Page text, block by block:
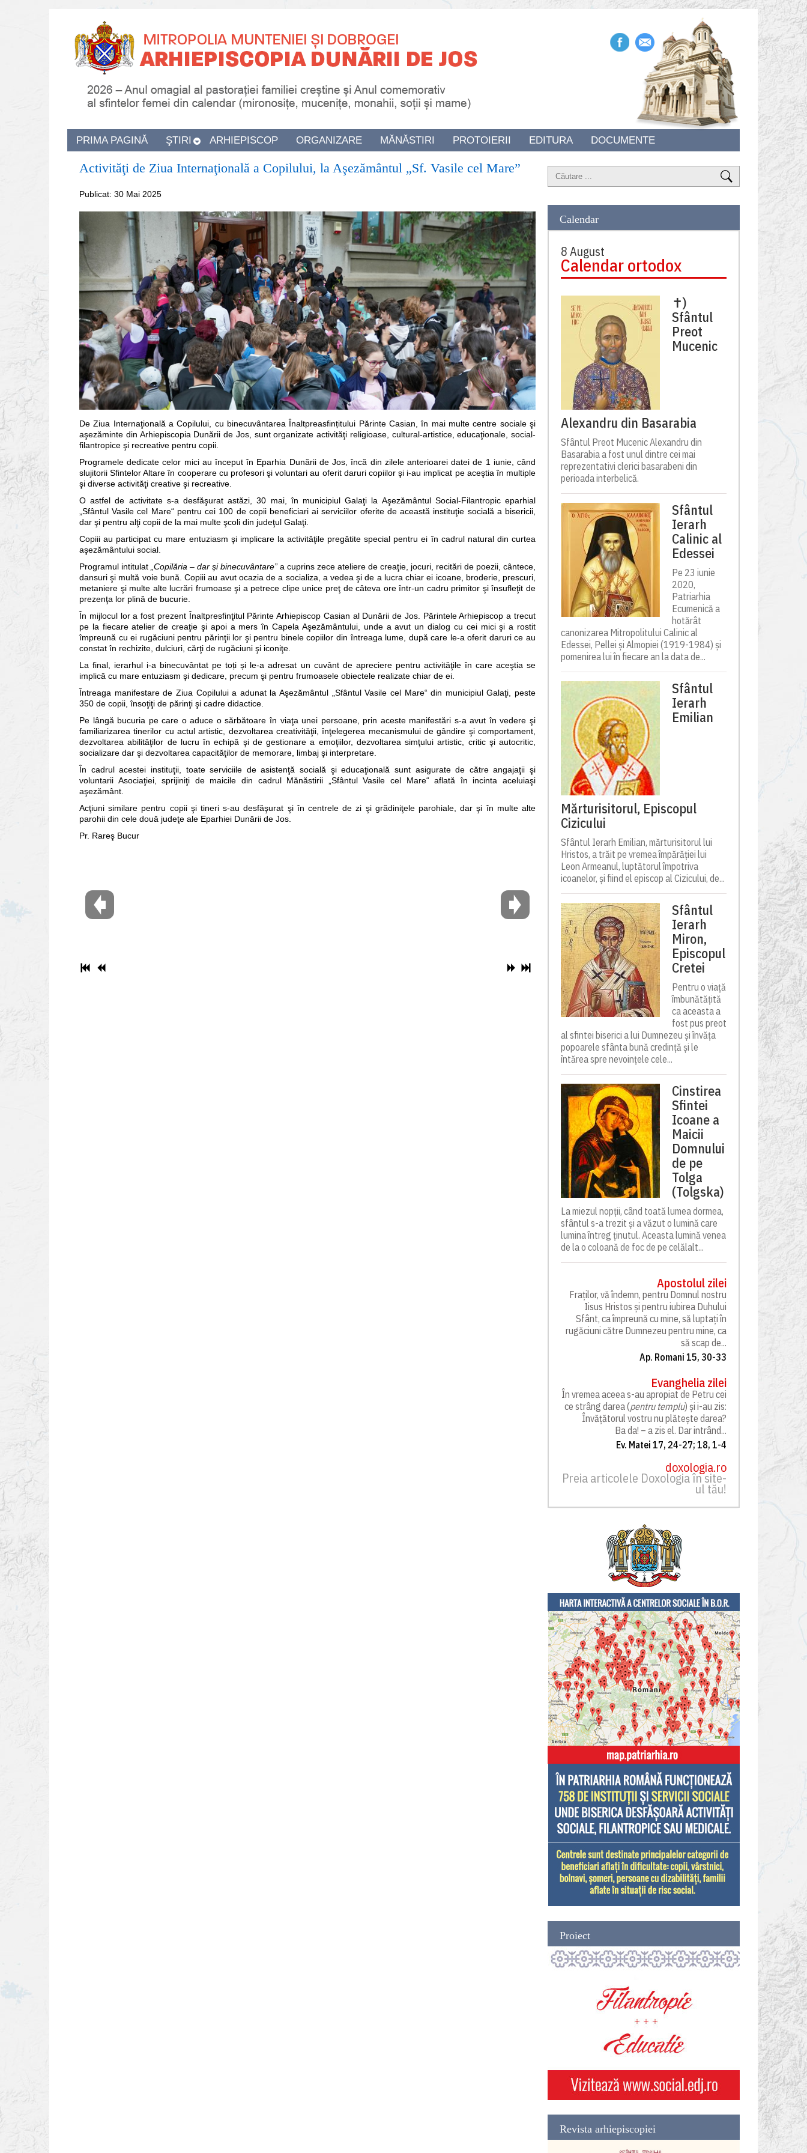
PRIMA PAGINĂ ŞTIRI ARHIEPISCOP ORGANIZARE MĂNĂSTIRI PROTOIERII EDITURA DOCUMENTE
Activităţi de Ziua Internaţională a Copilului, la Aşezământul „Sf. Vasile cel Mare”
Publicat: 30 Mai 2025
De Ziua Internaţională a Copilului, cu binecuvântarea Înaltpreasfințitului Părinte Casian, în mai multe centre sociale şi
aşezăminte din Arhiepiscopia Dunării de Jos, sunt organizate activităţi religioase, cultural-artistice, educaţionale, social-
filantropice şi recreative pentru copii.
Programele dedicate celor mici au început în Eparhia Dunării de Jos, încă din zilele anterioarei datei de 1 iunie, când
slujitorii Sfintelor Altare în cooperare cu profesori şi voluntari au oferit daruri copiilor şi i-au implicat pe aceştia în multiple
şi diverse activităţi creative şi recreative.
O astfel de activitate s-a desfăşurat astăzi, 30 mai, în municipiul Galaţi la Aşezământul Social-Filantropic eparhial
„Sfântul Vasile cel Mare“ pentru cei 100 de copii beneficiari ai serviciilor oferite de această instituţie socială a bisericii,
dar şi pentru alţi copii de la mai multe şcoli din judeţul Galaţi.
Copiii au participat cu mare entuziasm şi implicare la activităţile pregătite special pentru ei în cadrul natural din curtea
aşezământului social.
Programul intitulat „Copilăria – dar şi binecuvântare” a cuprins zece ateliere de creaţie, jocuri, recitări de poezii, cântece,
dansuri şi multă voie bună. Copiii au avut ocazia de a socializa, a vedea şi de a lucra chiar ei icoane, broderie, prescuri,
metaniere şi multe alte lucrări frumoase şi a petrece clipe unice preţ de câteva ore într-un cadru primitor şi însufleţit de
prezenţa lor plină de bucurie.
În mijlocul lor a fost prezent Înaltpresfinţitul Părinte Arhiepiscop Casian al Dunării de Jos. Părintele Arhiepiscop a trecut
pe la fiecare atelier de creaţie şi apoi a mers în Capela Aşezământului, unde a avut un dialog cu cei mici şi a rostit
împreună cu ei rugăciuni pentru părinţii lor şi pentru binele copiilor din întreaga lume, după care le-a oferit daruri ce au
constat în rechizite, dulciuri, cărţi de rugăciuni şi iconiţe.
La final, ierarhul i-a binecuvântat pe toți și le-a adresat un cuvânt de apreciere pentru activităţile în care aceştia se
implică cu mare entuziasm şi dedicare, precum şi pentru frumoasele obiectele realizate chiar de ei.
Întreaga manifestare de Ziua Copilului a adunat la Aşezământul „Sfântul Vasile cel Mare“ din municipiul Galaţi, peste
350 de copii, însoţiţi de părinţi şi cadre didactice.
Pe lângă bucuria pe care o aduce o sărbătoare în viaţa unei persoane, prin aceste manifestări s-a avut în vedere şi
familiarizarea tinerilor cu actul artistic, dezvoltarea creativităţii, înţelegerea mecanismului de gândire şi comportament,
dezvoltarea abilităţilor de lucru în echipă şi de gestionare a emoţiilor, dezvoltarea simţului artistic, critic şi autocritic,
socializare dar şi dezvoltarea capacităţilor de memorare, limbaj şi interpretare.
În cadrul acestei instituţii, toate serviciile de asistenţă socială şi educaţională sunt asigurate de către angajaţii şi
voluntarii Asociaţiei, sprijiniţi de maicile din cadrul Mănăstirii „Sfântul Vasile cel Mare“ aflată în incinta aceluiaşi
aşezământ.
Acţiuni similare pentru copii şi tineri s-au desfăşurat şi în centrele de zi şi grădiniţele parohiale, dar şi în multe alte
parohii din cele două judeţe ale Eparhiei Dunării de Jos.
Pr. Rareş Bucur
Calendar
8 August
Calendar ortodox
✝)
Sfântul
Preot
Mucenic
Alexandru din Basarabia
Sfântul Preot Mucenic Alexandru din
Basarabia a fost unul dintre cei mai
reprezentativi clerici basarabeni din
perioada interbelică.
Sfântul
Ierarh
Calinic al
Edessei
Pe 23 iunie
2020,
Patriarhia
Ecumenică a
hotărât
canonizarea Mitropolitului Calinic al
Edessei, Pellei și Almopiei (1919-1984) și
pomenirea lui în fiecare an la data de...
Sfântul
Ierarh
Emilian
Mărturisitorul, Episcopul
Cizicului
Sfântul Ierarh Emilian, mărturisitorul lui
Hristos, a trăit pe vremea împărăției lui
Leon Armeanul, luptătorul împotriva
icoanelor, și fiind el episcop al Cizicului, de...
Sfântul
Ierarh
Miron,
Episcopul
Cretei
Pentru o viață
îmbunătățită
ca aceasta a
fost pus preot
al sfintei biserici a lui Dumnezeu și învăța
popoarele sfânta bună credință și le
întărea spre nevoințele cele...
Cinstirea
Sfintei
Icoane a
Maicii
Domnului
de pe
Tolga
(Tolgska)
La miezul nopții, când toată lumea dormea,
sfântul s-a trezit și a văzut o lumină care
lumina întreg ținutul. Aceasta lumină venea
de la o coloană de foc de pe celălalt...
Apostolul zilei
Fraților, vă îndemn, pentru Domnul nostru
Iisus Hristos și pentru iubirea Duhului
Sfânt, ca împreună cu mine, să luptați în
rugăciuni către Dumnezeu pentru mine, ca
să scap de...
Ap. Romani 15, 30-33
Evanghelia zilei
În vremea aceea s-au apropiat de Petru cei
ce strâng darea (pentru templu) și i-au zis:
Învățătorul vostru nu plătește darea?
Ba da! – a zis el. Dar intrând...
Ev. Matei 17, 24-27; 18, 1-4
doxologia.ro
Preia articolele Doxologia în site-
ul tău!
Proiect
Revista arhiepiscopiei